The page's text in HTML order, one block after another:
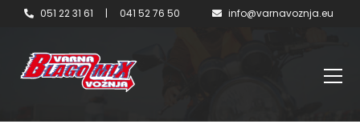
051 22 31 61 | 041 52 76 50 info@varnavoznja.eu